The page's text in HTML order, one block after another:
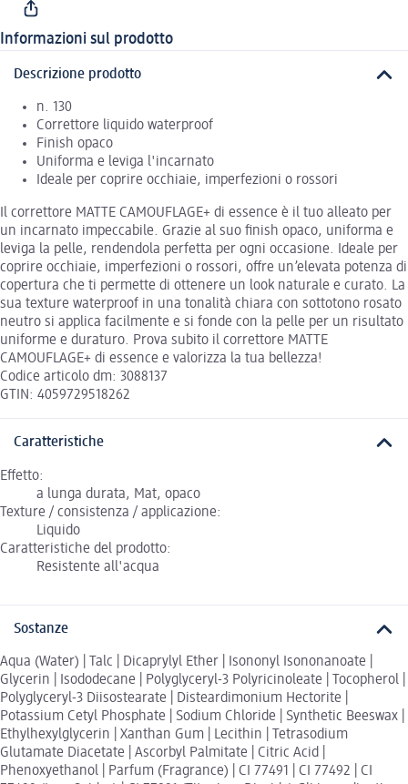
Informazioni sul prodotto
Descrizione prodotto
n. 130
Correttore liquido waterproof
Finish opaco
Uniforma e leviga l'incarnato
Ideale per coprire occhiaie, imperfezioni o rossori
Il correttore MATTE CAMOUFLAGE+ di essence è il tuo alleato per
un incarnato impeccabile. Grazie al suo finish opaco, uniforma e
leviga la pelle, rendendola perfetta per ogni occasione. Ideale per
coprire occhiaie, imperfezioni o rossori, offre un’elevata potenza di
copertura che ti permette di ottenere un look naturale e curato. La
sua texture waterproof in una tonalità chiara con sottotono rosato
neutro si applica facilmente e si fonde con la pelle per un risultato
uniforme e duraturo. Prova subito il correttore MATTE
CAMOUFLAGE+ di essence e valorizza la tua bellezza!
Codice articolo dm: 3088137
GTIN: 4059729518262
Caratteristiche
Effetto:
a lunga durata, Mat, opaco
Texture / consistenza / applicazione:
Liquido
Caratteristiche del prodotto:
Resistente all'acqua
Sostanze
Aqua (Water) | Talc | Dicaprylyl Ether | Isononyl Isononanoate |
Glycerin | Isododecane | Polyglyceryl-3 Polyricinoleate | Tocopherol |
Polyglyceryl-3 Diisostearate | Disteardimonium Hectorite |
Potassium Cetyl Phosphate | Sodium Chloride | Synthetic Beeswax |
Ethylhexylglycerin | Xanthan Gum | Lecithin | Tetrasodium
Glutamate Diacetate | Ascorbyl Palmitate | Citric Acid |
Phenoxyethanol | Parfum (Fragrance) | CI 77491 | CI 77492 | CI